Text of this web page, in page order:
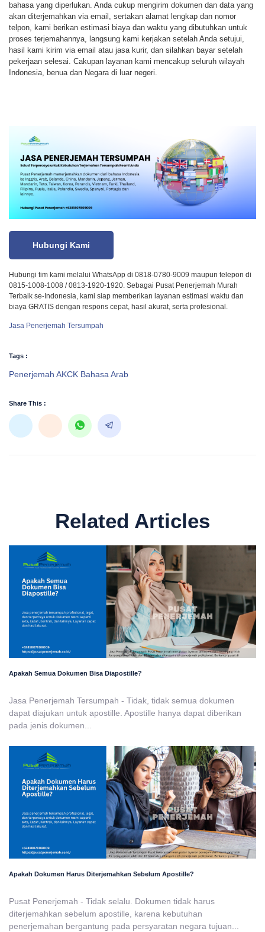
bahasa yang diperlukan. Anda cukup mengirim dokumen dan data yang
akan diterjemahkan via email, sertakan alamat lengkap dan nomor
telpon, kami berikan estimasi biaya dan waktu yang dibutuhkan untuk
proses terjemahannya, langsung kami kerjakan setelah Anda setujui,
hasil kami kirim via email atau jasa kurir, dan silahkan bayar setelah
pekerjaan selesai. Cakupan layanan kami mencakup seluruh wilayah
Indonesia, benua dan Negara di luar negeri.
Hubungi Kami
Hubungi tim kami melalui WhatsApp di 0818-0780-9009 maupun telepon di
0815-1008-1008 / 0813-1920-1920. Sebagai Pusat Penerjemah Murah
Terbaik se-Indonesia, kami siap memberikan layanan estimasi waktu dan
biaya GRATIS dengan respons cepat, hasil akurat, serta profesional.
Jasa Penerjemah Tersumpah
Tags :
Penerjemah AKCK Bahasa Arab
Share This :
Related Articles
Apakah Semua Dokumen Bisa Diapostille?
Jasa Penerjemah Tersumpah - Tidak, tidak semua dokumen
dapat diajukan untuk apostille. Apostille hanya dapat diberikan
pada jenis dokumen...
Apakah Dokumen Harus Diterjemahkan Sebelum Apostille?
Pusat Penerjemah - Tidak selalu. Dokumen tidak harus
diterjemahkan sebelum apostille, karena kebutuhan
penerjemahan bergantung pada persyaratan negara tujuan...